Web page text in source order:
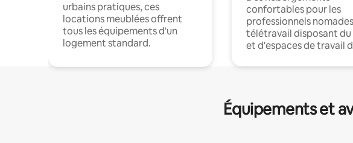
urbains pratiques, ces
locations meublées offrent
tous les équipements d'un
logement standard.
confortables pour les
professionnels
télétravail disposant
et d'espaces de travail
Équipements et